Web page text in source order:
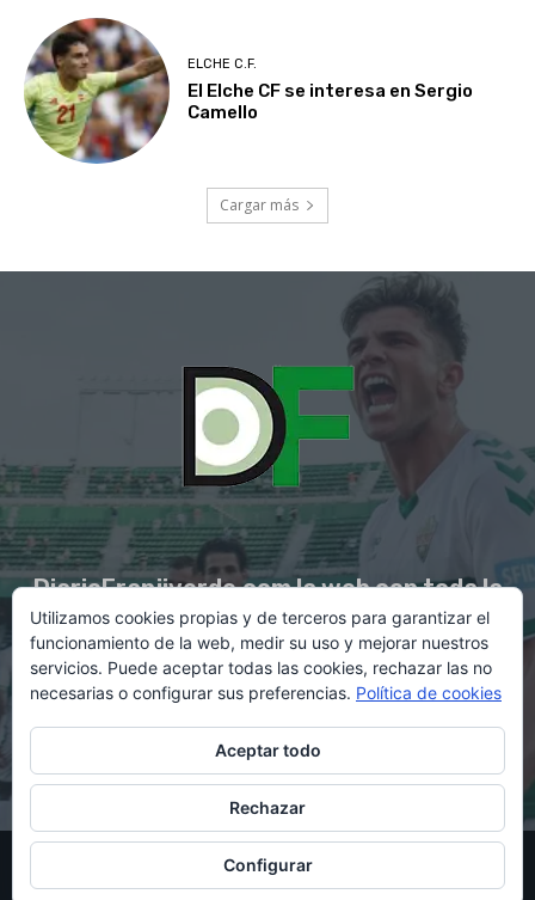
ELCHE C.F.
El Elche CF se interesa en Sergio
Camello
Cargar más
DiarioFranjiverde.com la web con toda la
información del Elche C.F.
Contacto en:diario@franjiverde.com
© Copyright 2021 - Gestión y diseño por Rubén Maestre
Política de cookies Política de privacidad
Utilizamos cookies propias y de terceros para garantizar el
funcionamiento de la web, medir su uso y mejorar nuestros
servicios. Puede aceptar todas las cookies, rechazar las no
necesarias o configurar sus preferencias. Política de cookies
Aceptar todo
Rechazar
Configurar